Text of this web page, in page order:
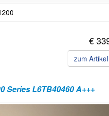
€
zum
Series L6TB40460 A+++